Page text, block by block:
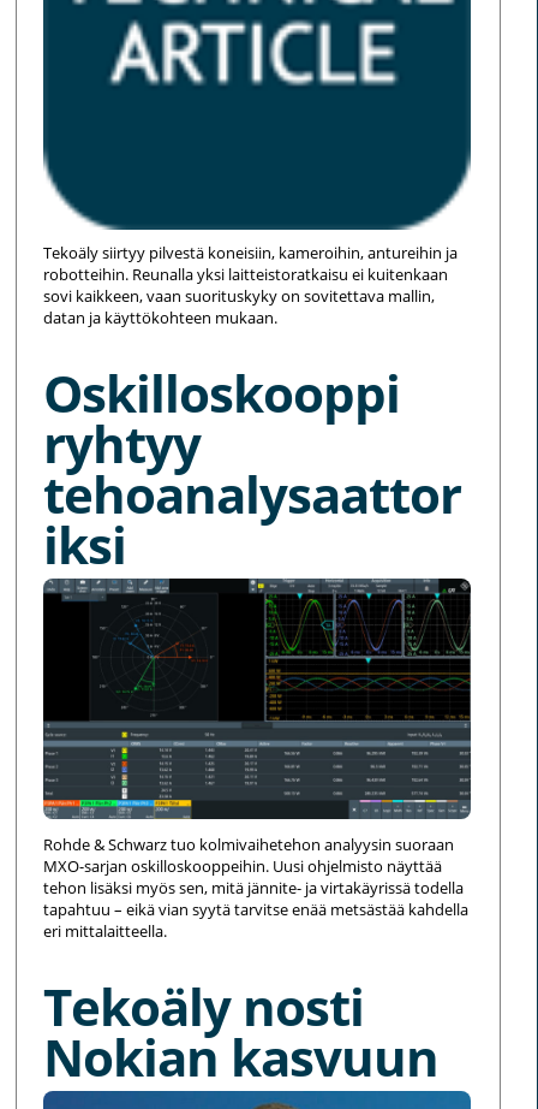
Tekoäly siirtyy pilvestä koneisiin, kameroihin, antureihin ja
robotteihin. Reunalla yksi laitteistoratkaisu ei kuitenkaan
sovi kaikkeen, vaan suorituskyky on sovitettava mallin,
datan ja käyttökohteen mukaan.
Oskilloskooppi
ryhtyy
tehoanalysaattor
iksi
Rohde & Schwarz tuo kolmivaihetehon analyysin suoraan
MXO-sarjan oskilloskooppeihin. Uusi ohjelmisto näyttää
tehon lisäksi myös sen, mitä jännite- ja virtakäyrissä todella
tapahtuu – eikä vian syytä tarvitse enää metsästää kahdella
eri mittalaitteella.
Tekoäly nosti
Nokian kasvuun